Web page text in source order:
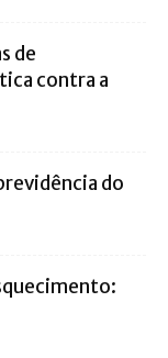
de
contra a
do